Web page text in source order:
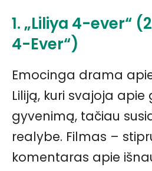
1. „Liliya 4-ever“
4-Ever“)
Emocinga drama
Liliją, kuri svajoja apie
gyvenimą, tačiau
realybe. Filmas –
komentaras apie